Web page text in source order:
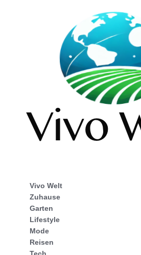
Vivo Welt
Zuhause
Garten
Lifestyle
Mode
Reisen
Tech